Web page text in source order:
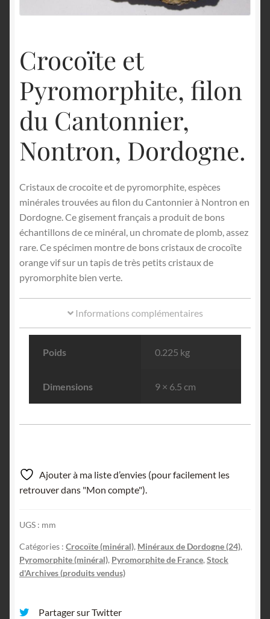
Crocoïte et
Pyromorphite, filon
du Cantonnier,
Nontron, Dordogne.
Cristaux de crocoite et de pyromorphite, espèces
minérales trouvées au filon du Cantonnier à Nontron en
Dordogne. Ce gisement français a produit de bons
échantillons de ce minéral, un chromate de plomb, assez
rare. Ce spécimen montre de bons cristaux de crocoïte
orange vif sur un tapis de très petits cristaux de
pyromorphite bien verte.
Informations complémentaires
Poids 0.225 kg
Dimensions 9 × 6.5 cm
Ajouter à ma liste d’envies (pour facilement les
retrouver dans "Mon compte").
UGS : mm
Catégories : Crocoïte (minéral), Minéraux de Dordogne (24),
Pyromorphite (minéral), Pyromorphite de France, Stock
d'Archives (produits vendus)
Partager sur Twitter